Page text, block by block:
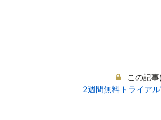
この記
2週間無料トライア